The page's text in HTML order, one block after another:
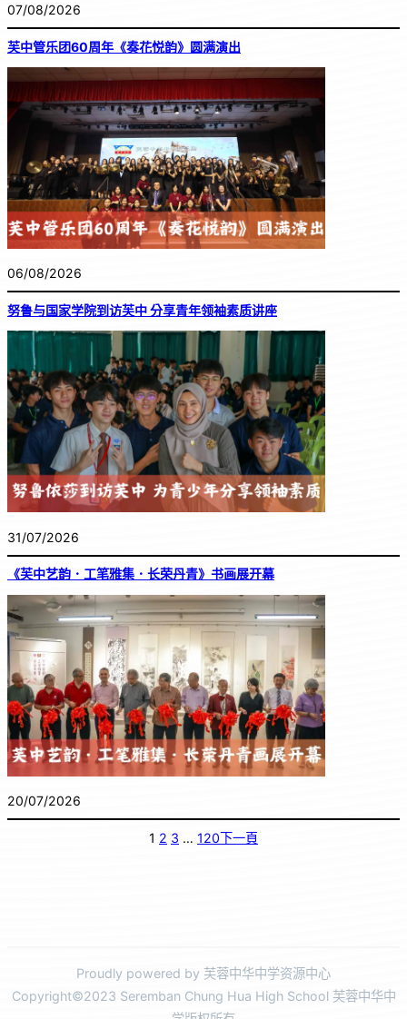
07/08/2026
芙中管乐团60周年《奏花悦韵》圆满演出
06/08/2026
努鲁与国家学院到访芙中 分享青年领袖素质讲座
31/07/2026
《芙中艺韵．工笔雅集．长荣丹青》书画展开幕
20/07/2026
1 2 3 … 120下一頁
Proudly powered by 芙蓉中华中学资源中心
Copyright©2023 Seremban Chung Hua High School 芙蓉中华中